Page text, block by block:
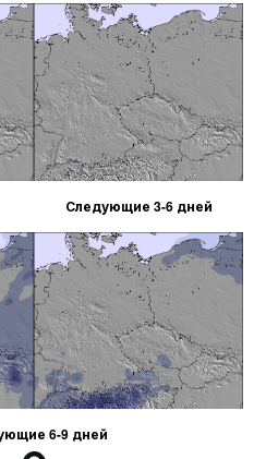
Следующие 3-6 дней
6-9 дней